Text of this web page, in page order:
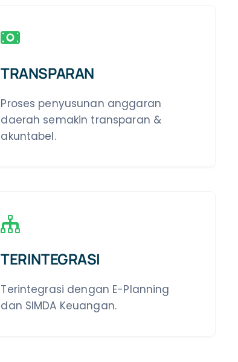
TRANSPARAN
Proses penyusunan anggaran
daerah semakin transparan &
akuntabel.
TERINTEGRASI
Terintegrasi dengan E-Planning
dan SIMDA Keuangan.